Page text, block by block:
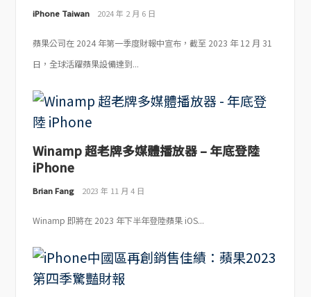
iPhone Taiwan 2024 年 2 月 6 日
蘋果公司在 2024 年第一季度財報中宣布，截至 2023 年 12 月 31
日，全球活躍蘋果設備達到...
Winamp 超老牌多媒體播放器 – 年底登陸
iPhone
Brian Fang 2023 年 11 月 4 日
Winamp 即將在 2023 年下半年登陸蘋果 iOS...